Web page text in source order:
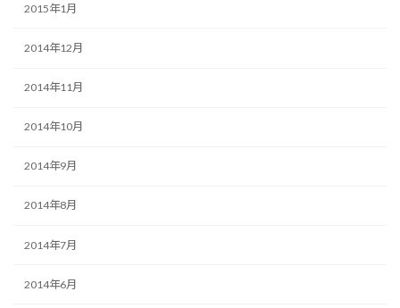
2015年1月
2014年12月
2014年11月
2014年10月
2014年9月
2014年8月
2014年7月
2014年6月